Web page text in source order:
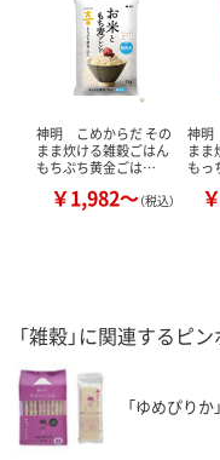
神明 こめからだ その
まま炊ける雑穀ごはん
もちぷち黄金ごは…
￥1,982～（税込）
神明
まま
もっ
「雑穀」に関連するピ
「ゆめぴりか